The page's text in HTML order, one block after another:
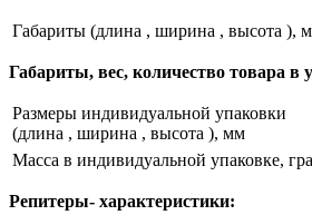
Габариты (длина , ширина , высота ),
Габариты, вес, количество товара в
Размеры индивидуальной упаковки
(длина , ширина , высота ), мм
Масса в индивидуальной упаковке,
Репитеры- характеристики: